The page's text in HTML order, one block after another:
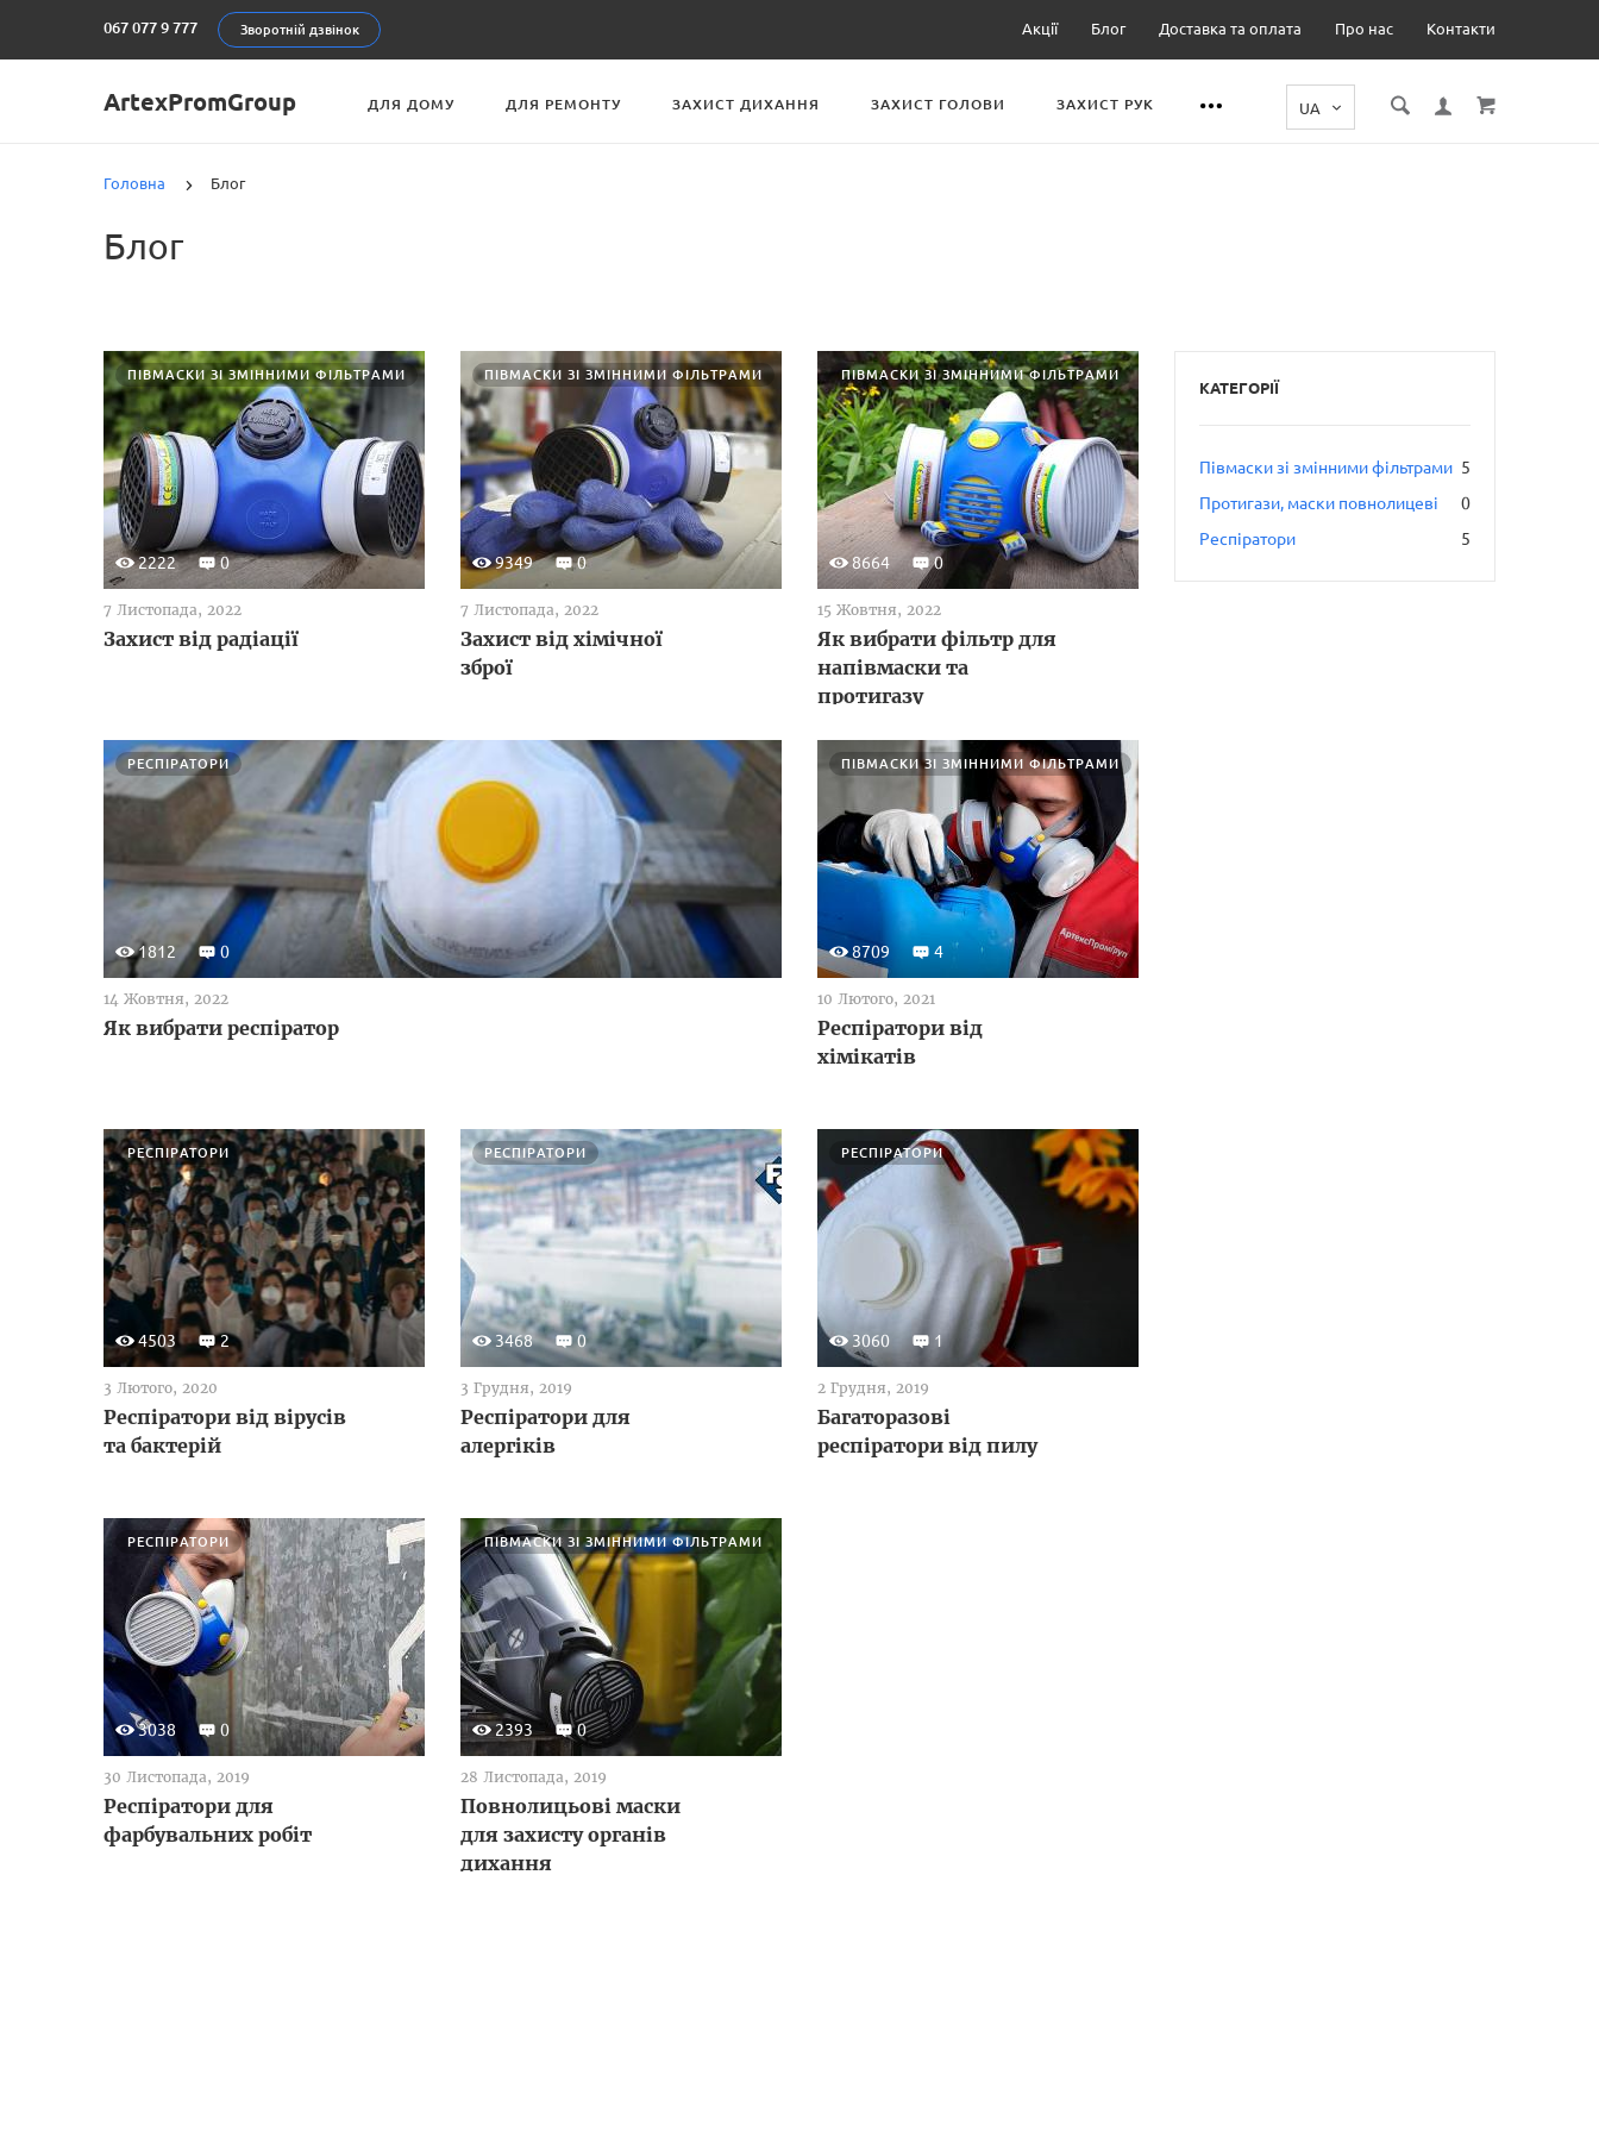
067 077 9 777 Зворотній дзвінок Акції Блог Доставка та оплата Про нас Контакти
ArtexPromGroup ДЛЯ ДОМУ ДЛЯ РЕМОНТУ ЗАХИСТ ДИХАННЯ ЗАХИСТ ГОЛОВИ ЗАХИСТ РУК
Головна Блог
Блог
ПІВМАСКИ ЗІ ЗМІННИМИ ФІЛЬТРАМИ
2222 0
7 Листопада, 2022
Захист від радіації
ПІВМАСКИ ЗІ ЗМІННИМИ ФІЛЬТРАМИ
9349 0
7 Листопада, 2022
Захист від хімічної
зброї
ПІВМАСКИ ЗІ ЗМІННИМИ ФІЛЬТРАМИ
8664 0
15 Жовтня, 2022
Як вибрати фільтр для
напівмаски та
протигазу
РЕСПІРАТОРИ
1812 0
14 Жовтня, 2022
Як вибрати респіратор
ПІВМАСКИ ЗІ ЗМІННИМИ ФІЛЬТРАМИ
8709 4
10 Лютого, 2021
Респіратори від
хімікатів
РЕСПІРАТОРИ
4503 2
3 Лютого, 2020
Респіратори від вірусів
та бактерій
РЕСПІРАТОРИ
3468 0
3 Грудня, 2019
Респіратори для
алергіків
РЕСПІРАТОРИ
3060 1
2 Грудня, 2019
Багаторазові
респіратори від пилу
РЕСПІРАТОРИ
3038 0
30 Листопада, 2019
Респіратори для
фарбувальних робіт
ПІВМАСКИ ЗІ ЗМІННИМИ ФІЛЬТРАМИ
2393 0
28 Листопада, 2019
Повнолицьові маски
для захисту органів
дихання
КАТЕГОРІЇ
Півмаски зі змінними фільтрами 5
Протигази, маски повнолицеві
0
Респіратори
5